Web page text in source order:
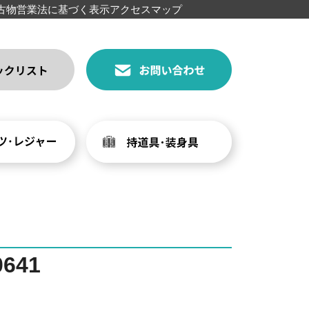
物営業法に基づく表示アクセスマップ